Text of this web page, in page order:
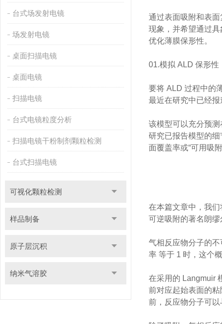
台式场发射电镜
场发射电镜
桌面扫描电镜
桌面电镜
扫描电镜
台式电镜粒度分析
扫描电镜干粉制剂颗粒检测
台式扫描电镜
可视化颗粒检测
样品制备
原子层沉积
纳米气溶胶
通过表面吸附和表
现象，并希望通过
优化薄膜保形性。
01.模拟 ALD 保形
要将 ALD 过程中的
最近在研究中已经
该模型可以充分预
研究已报告模型的
面覆盖率或“可用吸
在本篇文章中，我
可逆吸附的著名朗
气相反应物分子的
率 等于 1 时，这个
在采用的 Langmuir
前对应起始表面的
前，反应物分子可